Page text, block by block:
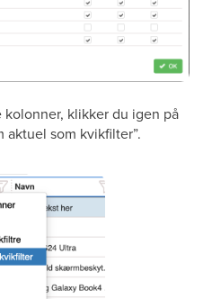
klikker du igen på
som kvikfilter”.